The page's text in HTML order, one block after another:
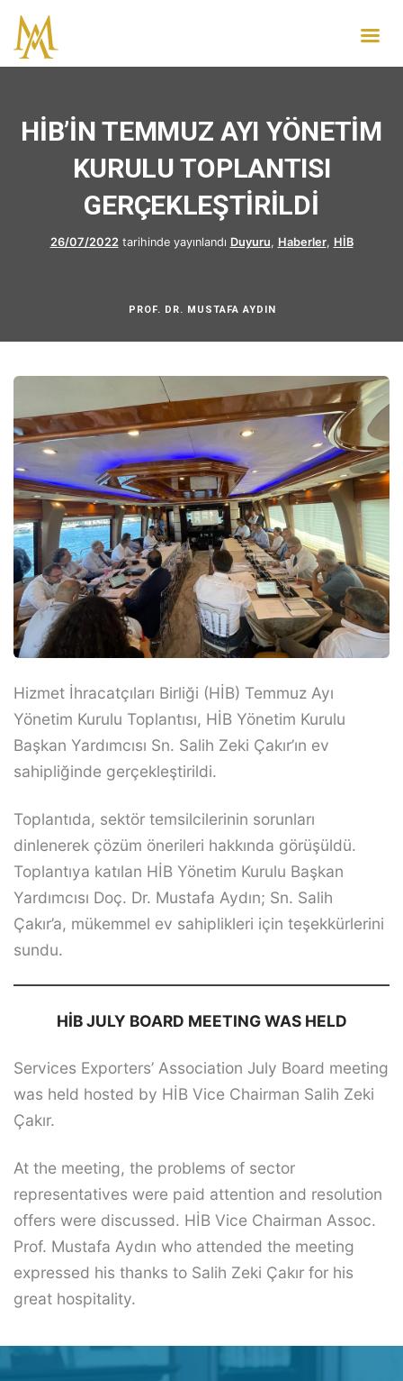
HİB’İN TEMMUZ AYI YÖNETİM
KURULU TOPLANTISI
GERÇEKLEŞTİRİLDİ
26/07/2022 tarihinde yayınlandı Duyuru, Haberler, HİB
PROF. DR. MUSTAFA AYDIN
Hizmet İhracatçıları Birliği (HİB) Temmuz Ayı
Yönetim Kurulu Toplantısı, HİB Yönetim Kurulu
Başkan Yardımcısı Sn. Salih Zeki Çakır’ın ev
sahipliğinde gerçekleştirildi.
Toplantıda, sektör temsilcilerinin sorunları
dinlenerek çözüm önerileri hakkında görüşüldü.
Toplantıya katılan HİB Yönetim Kurulu Başkan
Yardımcısı Doç. Dr. Mustafa Aydın; Sn. Salih
Çakır’a, mükemmel ev sahiplikleri için teşekkürlerini
sundu.
HİB JULY BOARD MEETING WAS HELD
Services Exporters’ Association July Board meeting
was held hosted by HİB Vice Chairman Salih Zeki
Çakır.
At the meeting, the problems of sector
representatives were paid attention and resolution
offers were discussed. HİB Vice Chairman Assoc.
Prof. Mustafa Aydın who attended the meeting
expressed his thanks to Salih Zeki Çakır for his
great hospitality.